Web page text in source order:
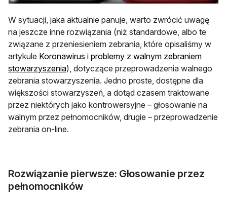
W sytuacji, jaka aktualnie panuje, warto zwrócić uwagę
na jeszcze inne rozwiązania (niż standardowe, albo te
związane z przeniesieniem zebrania, które opisaliśmy w
artykule Koronawirus i problemy z walnym zebraniem
stowarzyszenia), dotyczące przeprowadzenia walnego
zebrania stowarzyszenia. Jedno proste, dostępne dla
większości stowarzyszeń, a dotąd czasem traktowane
przez niektórych jako kontrowersyjne – głosowanie na
walnym przez pełnomocników, drugie – przeprowadzenie
zebrania on-line.
Rozwiązanie pierwsze: Głosowanie przez
pełnomocników